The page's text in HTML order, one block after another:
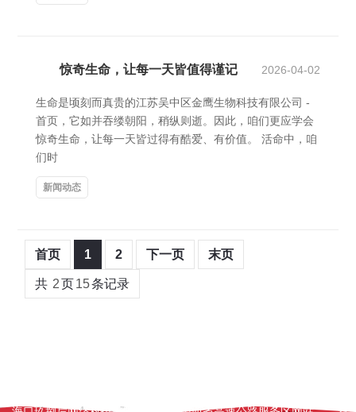
惊奇生命，让每一天皆值得谨记 2026-04-02
生命是顷刻而真贵的江苏吴中区金鹰生物科技有限公司 -
首页，它如并吞缕朝阳，稍纵则逝。因此，咱们更应学会
惊奇生命，让每一天皆过得有酷爱、有价值。 活命中，咱
们时
新闻动态
首页 1 2 下一页 末页
共 2页15条记录